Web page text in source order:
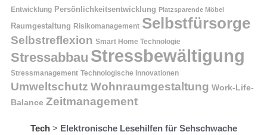
Entwicklung Persönlichkeitsentwicklung Platzsparende Möbel
Raumgestaltung Risikomanagement Selbstfürsorge
Selbstreflexion Smart Home Technologie
Stressabbau Stressbewältigung
Stressmanagement Technologische Innovationen
Umweltschutz Wohnraumgestaltung Work-Life-
Balance Zeitmanagement
Tech> Elektronische Lesehilfen für Sehschwache